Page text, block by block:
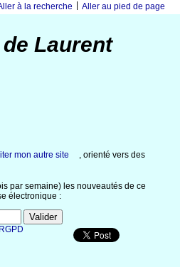
à la recherche Aller au pied de page
Laurent
mon autre site
, orienté vers des
par semaine) les nouveautés de ce
électronique :